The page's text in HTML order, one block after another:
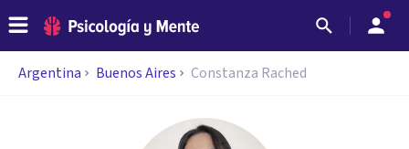
Argentina Buenos Aires Constanza Rached